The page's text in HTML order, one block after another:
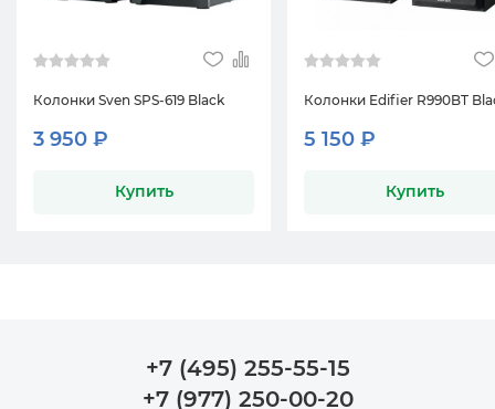
Колонки Sven SPS-619 Black
3 950 ₽
Купить
Колонки Edifier R990BT
5 150 ₽
Купить
+7 (495) 255-55-15
+7 (977) 250-00-20